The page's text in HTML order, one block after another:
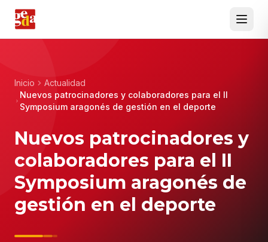
Inicio
Actualidad
Nuevos patrocinadores y colaboradores para el II
Symposium aragonés de gestión en el deporte
Nuevos patrocinadores y
colaboradores para el II
Symposium aragonés de
gestión en el deporte